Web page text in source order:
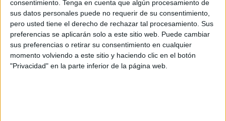
consentimiento. Tenga en cuenta que algún procesamiento de
sus datos personales puede no requerir de su consentimiento,
pero usted tiene el derecho de rechazar tal procesamiento. Sus
preferencias se aplicarán solo a este sitio web. Puede cambiar
sus preferencias o retirar su consentimiento en cualquier
momento volviendo a este sitio y haciendo clic en el botón
"Privacidad" en la parte inferior de la página web.
serà la gran protagonista, amb diversitat de
ritmes i estils, i on tindran cabuda el pop català,
les sardanes, la cançó d’autor i el jazz, en un
format proper, i actuacions en un espai
emblemàtic, com és el castell de Calonge.